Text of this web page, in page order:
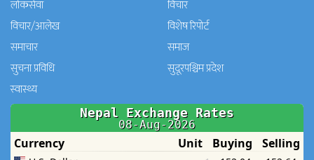
लोकसेवा
विचार
विचार/आलेख
विशेष रिपोर्ट
समाचार
समाज
सुचना प्रविधि
सुदूरपश्चिम प्रदेश
स्वास्थ्य